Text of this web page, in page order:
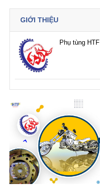
GIỚI THIỆU
Phụ tùng HTF